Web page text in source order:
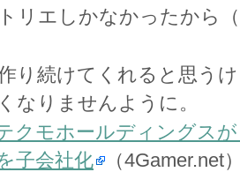
リエしかなかったから
り続けてくれると思う
なりませんように。
クモホールディングス
子会社化
（4Gamer.net